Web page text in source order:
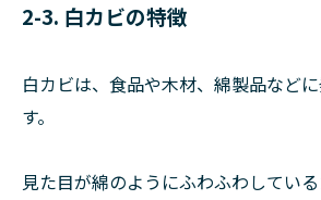
2-3. 白カビの特徴
白カビは、食品や木材、綿製品など
す。
見た目が綿のようにふわふわしてい